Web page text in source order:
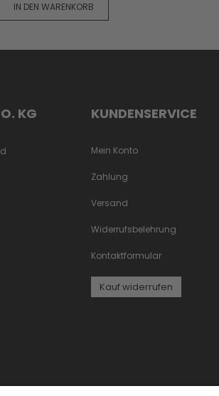
IN DEN WARENKORB
KG KUNDENSERVICE
Mein Konto
Zahlung
Versand
Widerrufsbelehrung
Kontaktformular
Kauf widerrufen